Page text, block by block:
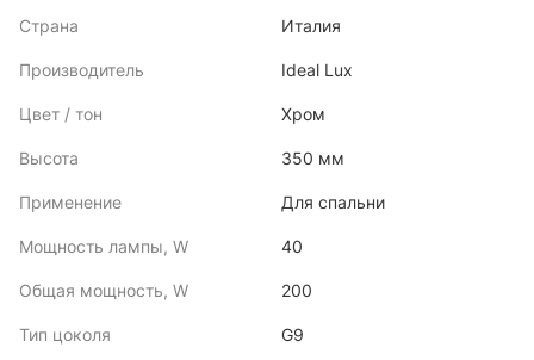
Страна Италия
Производитель Ideal Lux
Цвет / тон Хром
Высота 350 мм
Применение Для спальни
Мощность лампы, W 40
Общая мощность, W 200
Тип цоколя G9